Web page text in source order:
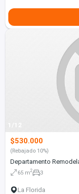
1/12
$530.000
(Rebajado 10%)
Departamento
65 m2 3
La Florida